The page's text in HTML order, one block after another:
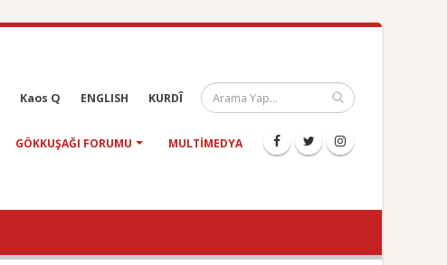
Kaos Q ENGLISH KURDÎ
GÖKKUŞAĞI FORUMU MULTIMEDYA